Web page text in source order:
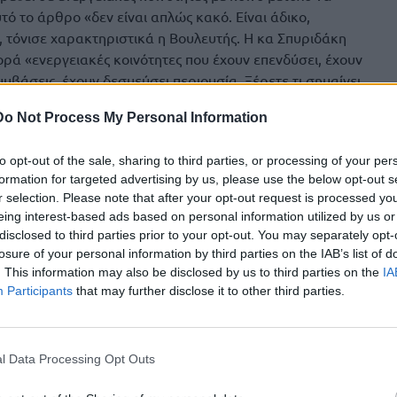
Not Process My Personal Information
opt-out of the sale, sharing to third parties, or processing of your
for targeted advertising by us, please use the below opt-out
selection. Please note that after your opt-out request is processed
interest-based ads based on personal information utilized by us
to third parties prior to your opt-out. You may separately
of your personal information by third parties on the IAB’s list of
This information may also be disclosed by us to third parties on the
Participants that may further disclose it to other third parties.
Data Processing Opt Outs
το άρθρο «δεν είναι απλώς κακό. Είναι άδικο,
τόνισε χαρακτηριστικά η Βουλευτής. Η κα Σπυριδάκη
«ενεργειακές κοινότητες που έχουν επενδύσει, έχουν
έχουν δεσμεύσει περιουσία. Ξέρετε τι σημαίνει
κάνατε, ακυρώνεται. Ό,τι πληρώσατε, χάθηκε. Το έργο
Είναι δήμευση περιουσίας. Και ποιοι κερδίζουν; Οι
κοψοχρονιά, γιατί οι μικρομεσαίοι δεν θα
δημοκρατικό μοντέλο παραγωγής ενέργειας —τις
συστηματικά. Τι φοβάστε; Τη συμμετοχή των
προς τα εταιρικά σχήματα που θέλετε να
τις φωτογραφικές διατάξεις του νομοσχεδίου που
αδειών: «αναβιώνετε άδειες παραγωγής που
τέλη. Παρατείνετε δεσμευμένο ηλεκτρικό χώρο για έργα
ήδη υπερκαλύψει τους στόχους ΑΠΕ! Έργα του νόμου
από αυτά του 2022. Αυτό σημαίνει ότι κάποιοι
στο δίκτυο. Κάποιοι ανταμείβονται για την αδράνεια,
Και βέβαια, η απάντησή σας για τις Ενεργειακές